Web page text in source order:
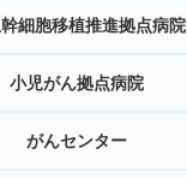
細胞移植推進拠点病院
小児がん拠点病院
がんセンター